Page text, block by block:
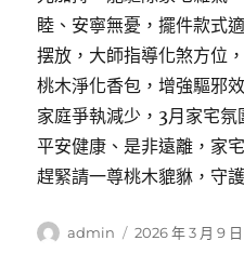
睦、安寧無憂，擺件款式
摆放，大師指導化煞方位
桃木淨化香包，增強驅邪
家庭爭執減少，3月家宅
平安健康、是非遠離，家
趕緊請一尊桃木貔貅，守
作
admin
發
2026 年 3 月 9 日